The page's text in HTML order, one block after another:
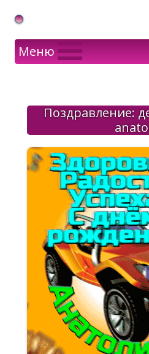
Gif Открытки в подарок
Меню
Поздравление: